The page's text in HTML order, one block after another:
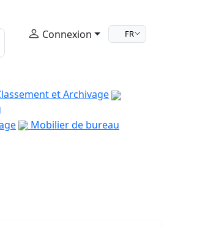
Connexion FR
et Archivage
Mobilier de bureau